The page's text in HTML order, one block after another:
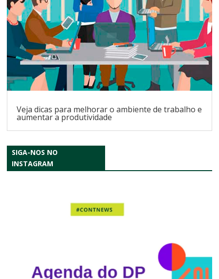
Veja dicas para melhorar o ambiente de trabalho e
aumentar a produtividade
SIGA-NOS NO
INSTAGRAM